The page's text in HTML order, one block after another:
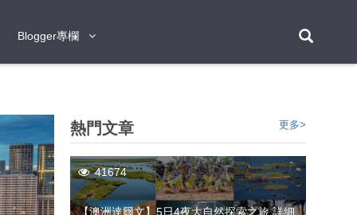
日本
福岡 沖繩
層雲峽
名古屋 鹿兒島 新宿 宮崎 金澤 富良野
四國 熊本 九州
韓國 首爾 釜山 濟州
Blogger專欄
登入/註冊
熱門文章 更多>
【澳洲達爾文】5日4夜大自然探索之旅 詳細
41674